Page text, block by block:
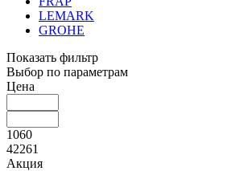
LEMARK
GROHE
Показать фильтр
Выбор по параметрам
Цена
1060
42261
Акция